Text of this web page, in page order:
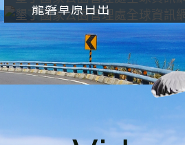
龍磐草原日出